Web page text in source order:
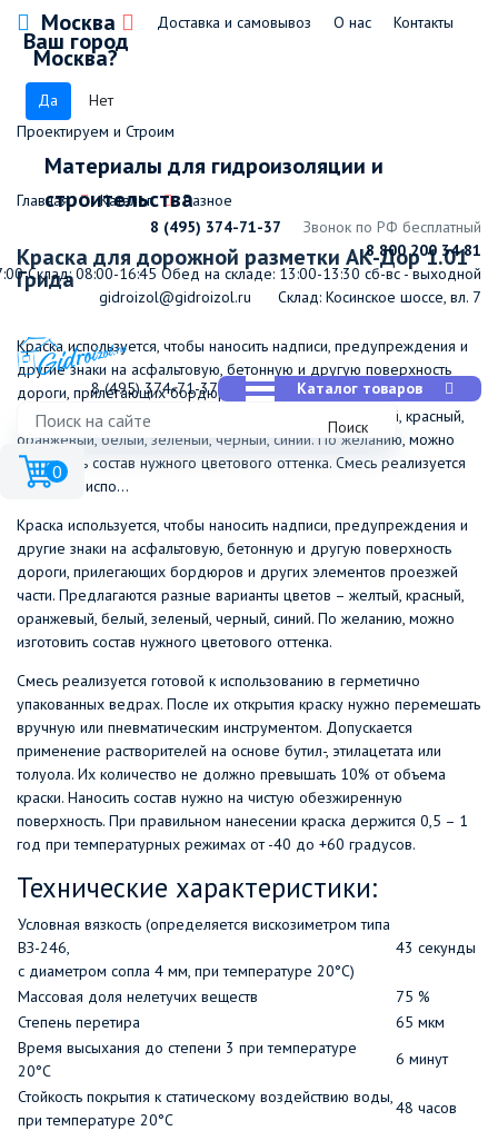
Москва
Ваш город
Москва?
Да Нет
Доставка и самовывоз О нас Контакты
Проектируем и Строим
Материалы для гидроизоляции и
строительства
8 (495) 374-71-37
Звонок по РФ бесплатный
8 800 200 34 81
Склад: 08:00-16:45 Обед на складе: 13:00-13:30 сб-вс - выходной
gidroizol@gidroizol.ru
Склад: Косинское шоссе, вл. 7
8 (495) 374-71-37
Каталог товаров
Поиск
0
Главная Каталог Разное
Краска для дорожной разметки АК-Дор 1.01
Грида
Краска используется, чтобы наносить надписи, предупреждения и
другие знаки на асфальтовую, бетонную и другую поверхность
дороги, прилегающих бордюров и других элементов проезжей
части. Предлагаются разные варианты цветов – желтый, красный,
оранжевый, белый, зеленый, черный, синий. По желанию, можно
изготовить состав нужного цветового оттенка. Смесь реализуется
готовой к испо...
Краска используется, чтобы наносить надписи, предупреждения и
другие знаки на асфальтовую, бетонную и другую поверхность
дороги, прилегающих бордюров и других элементов проезжей
части. Предлагаются разные варианты цветов – желтый, красный,
оранжевый, белый, зеленый, черный, синий. По желанию, можно
изготовить состав нужного цветового оттенка.
Смесь реализуется готовой к использованию в герметично
упакованных ведрах. После их открытия краску нужно перемешать
вручную или пневматическим инструментом. Допускается
применение растворителей на основе бутил-, этилацетата или
толуола. Их количество не должно превышать 10% от объема
краски. Наносить состав нужно на чистую обезжиренную
поверхность. При правильном нанесении краска держится 0,5 – 1
год при температурных режимах от -40 до +60 градусов.
Технические характеристики:
Условная вязкость (определяется вискозиметром типа
ВЗ-246,
с диаметром сопла 4 мм, при температуре 20°С)
43 секунды
Массовая доля нелетучих веществ 75 %
Степень перетира
65 мкм
Время высыхания до степени 3 при температуре
20°С
6 минут
Стойкость покрытия к статическому воздействию воды,
при температуре 20°С
48 часов